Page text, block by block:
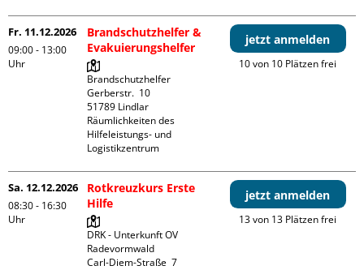
Fr. 11.12.2026
09:00 - 13:00
Uhr
Brandschutzhelfer &
Evakuierungshelfer
Brandschutzhelfer
Gerberstr.  10
51789 Lindlar
Räumlichkeiten des
Hilfeleistungs- und
Logistikzentrum
jetzt anmelden
10 von 10 Plätzen frei
Sa. 12.12.2026
08:30 - 16:30
Uhr
Rotkreuzkurs Erste
Hilfe
DRK - Unterkunft OV
Radevormwald
Carl-Diem-Straße  7
jetzt anmelden
13 von 13 Plätzen frei